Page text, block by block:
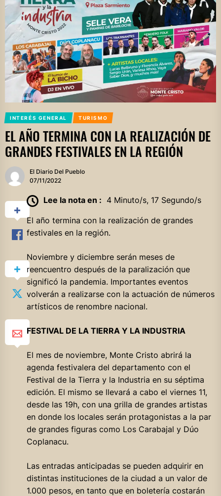
INTERÉS GENERAL TURISMO
EL AÑO TERMINA CON LA REALIZACIÓN DE
GRANDES FESTIVALES EN LA REGIÓN
El Diario Del Pueblo
07/11/2022
Lee la nota en : 4 Minuto/s, 17 Segundo/s
El año termina con la realización de grandes
festivales en la región.
Noviembre y diciembre serán meses de
reencuentro después de la paralización que
significó la pandemia. Importantes eventos
volverán a realizarse con la actuación de números
artísticos de renombre nacional.
FESTIVAL DE LA TIERRA Y LA INDUSTRIA
El mes de noviembre, Monte Cristo abrirá la
agenda festivalera del departamento con el
Festival de la Tierra y la Industria en su séptima
edición. El mismo se llevará a cabo el viernes 11,
desde las 19h, con una grilla de grandes artistas
en donde los locales serán protagonistas a la par
de grandes figuras como Los Carabajal y Dúo
Coplanacu.
Las entradas anticipadas se pueden adquirir en
distintas instituciones de la ciudad a un valor de
1.000 pesos, en tanto que en boletería costarán